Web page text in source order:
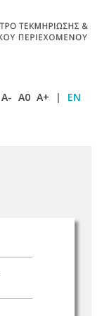
A- A0 A+ | EN